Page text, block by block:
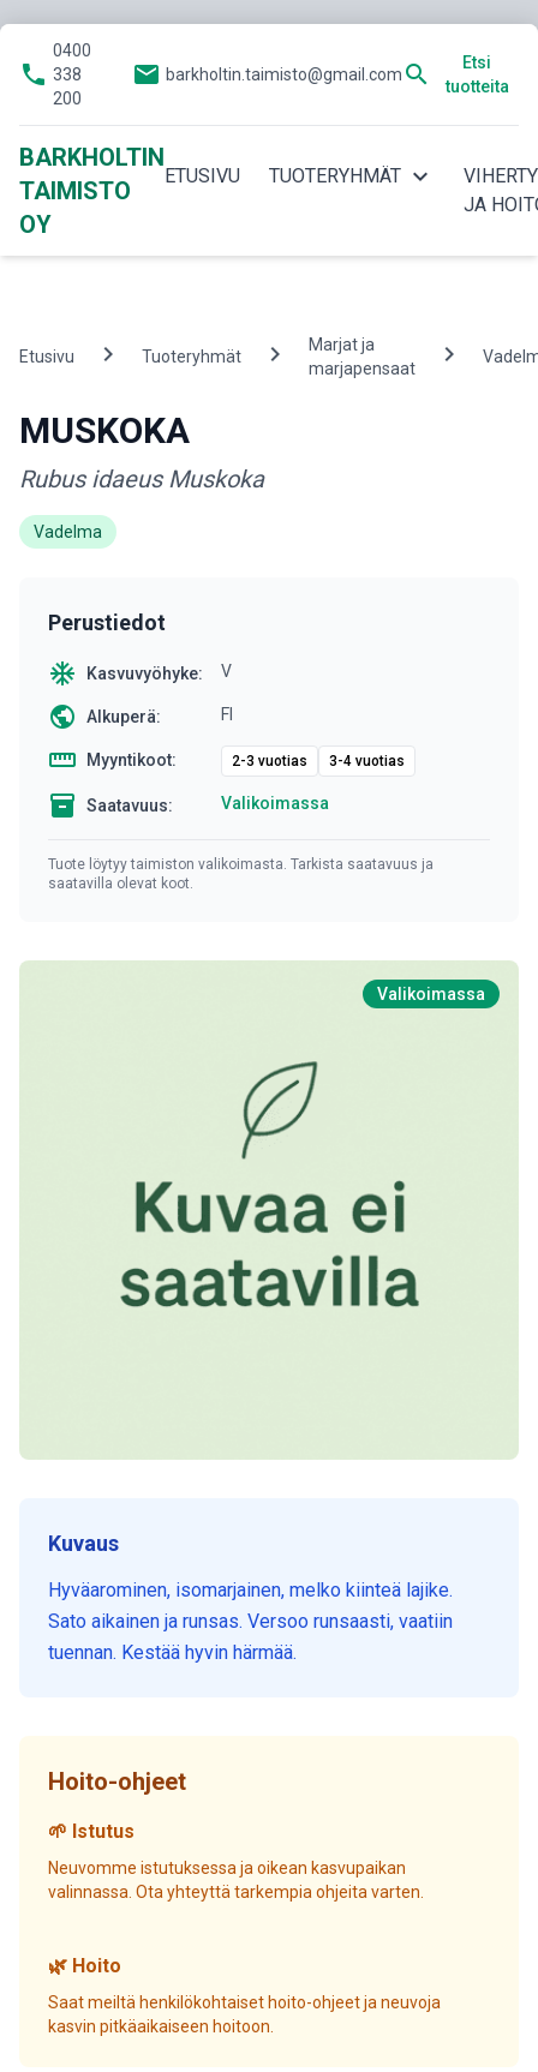
phone
0400
338
200
email barkholtin.taimisto@gmail.com search
Etsi
tuotteita
BARKHOLTIN
TAIMISTO
OY
ETUSIVU TUOTERYHMÄT expand_more
JA
Etusivu chevron_right Tuoteryhmät chevron_right
Marjat ja
marjapensaat
chevron_right
MUSKOKA
Rubus idaeus Muskoka
Vadelma
Perustiedot
ac_unit Kasvuvyöhyke: V
public Alkuperä: FI
straighten Myyntikoot: 2-3 vuotias 3-4 vuotias
inventory Saatavuus: Valikoimassa
Tuote löytyy taimiston valikoimasta. Tarkista saatavuus ja
saatavilla olevat koot.
Valikoimassa
Kuvaus
Hyväarominen, isomarjainen, melko kiinteä lajike.
Sato aikainen ja runsas. Versoo runsaasti, vaatiin
tuennan. Kestää hyvin härmää.
Hoito-ohjeet
🌱 Istutus
Neuvomme istutuksessa ja oikean kasvupaikan
valinnassa. Ota yhteyttä tarkempia ohjeita varten.
🌿 Hoito
Saat meiltä henkilökohtaiset hoito-ohjeet ja neuvoja
kasvin pitkäaikaiseen hoitoon.